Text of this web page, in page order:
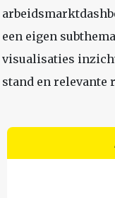
een eigen
visualisaties
stand en relevante